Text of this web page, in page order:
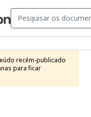
recém-publicado
para ficar